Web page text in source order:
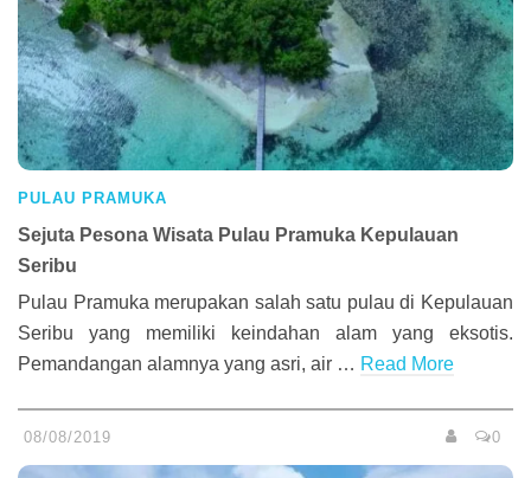
PULAU PRAMUKA
Sejuta Pesona Wisata Pulau Pramuka Kepulauan
Seribu
Pulau Pramuka merupakan salah satu pulau di Kepulauan
Seribu yang memiliki keindahan alam yang eksotis.
Pemandangan alamnya yang asri, air … Read More
08/08/2019 0